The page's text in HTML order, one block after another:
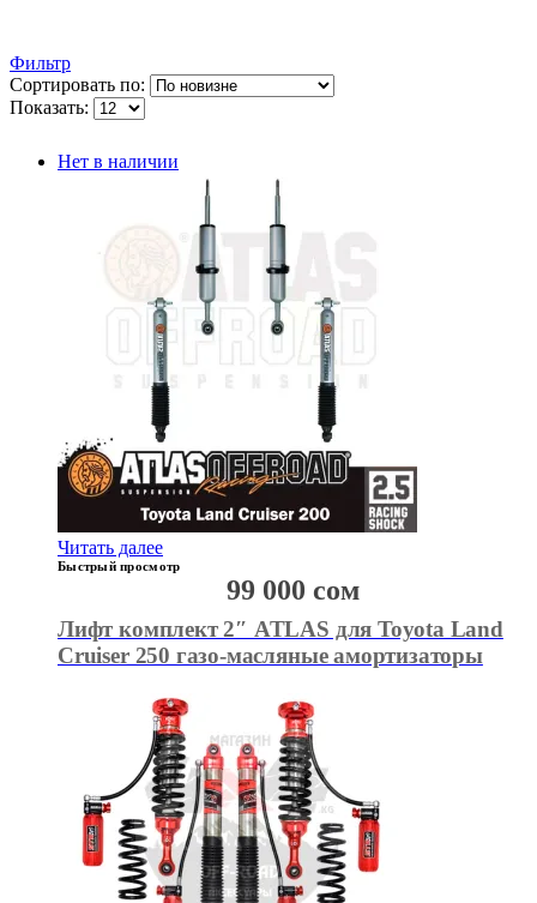
Фильтр
Сортировать по:
Показать:
Нет в наличии
Читать далее
Быстрый просмотр
Лифт комплект 2″ ATLAS для Toyota Land
Cruiser 250 газо-масляные амортизаторы
99 000 сом